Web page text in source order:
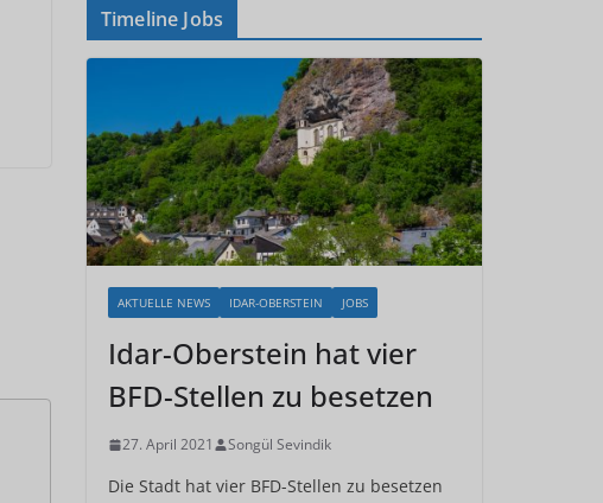
Timeline Jobs
AKTUELLE NEWS IDAR-OBERSTEIN JOBS
Idar-Oberstein hat vier
BFD-Stellen zu besetzen
27. April 2021 Songül Sevindik
Die Stadt hat vier BFD-Stellen zu besetzen